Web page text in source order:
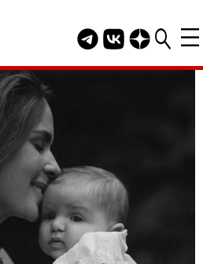
Telegram канал
Группа HELLO
Канал